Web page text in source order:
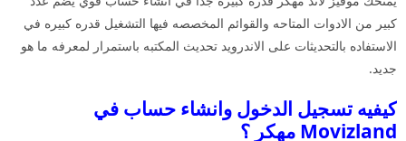
كبير من الادوات المتاحه والقوائم المخصصه فيها التشغيل قدره كبيره في
الاستفاده بالتحديثات على الاندرويد تحديث المكتبه باستمرار لمعرفه ما هو
جديد.
كيفيه تسجيل الدخول وانشاء حساب في
Movizland مهكر ؟